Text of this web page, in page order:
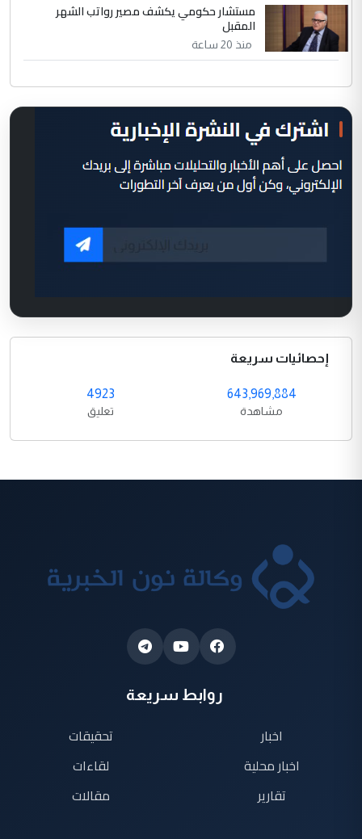
مستشار حكومي يكشف مصير رواتب الشهر
المقبل
منذ 20 ساعة
إحصائيات سريعة
643,969,884
مشاهدة
4923
تعليق
روابط سريعة
اخبار
اخبار محلية
تقارير
تحقيقات
لقاءات
مقالات